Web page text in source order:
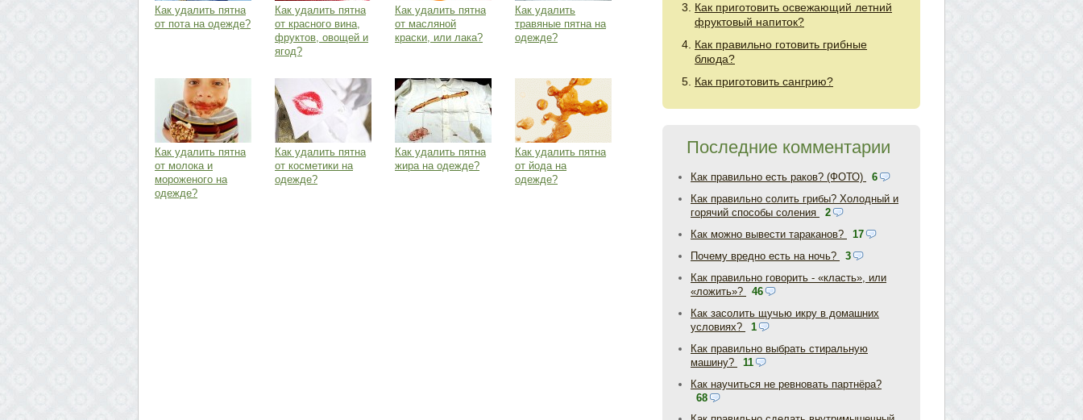
Как удалить пятна
от пота на одежде?
Как удалить пятна
от красного вина,
фруктов, овощей и
ягод?
Как удалить пятна
от масляной
краски, или лака?
Как удалить
травяные пятна на
одежде?
Как удалить пятна
от молока и
мороженого на
одежде?
Как удалить пятна
от косметики на
одежде?
Как удалить пятна
жира на одежде?
Как удалить пятна
от йода на
одежде?
Как приготовить освежающий летний
фруктовый напиток?
Как правильно готовить грибные
блюда?
Как приготовить сангрию?
Последние комментарии
Как правильно есть раков? (ФОТО)
6
Как правильно солить грибы? Холодный и
горячий способы соления
2
Как можно вывести тараканов?
17
Почему вредно есть на ночь?
3
Как правильно говорить - «класть», или
«ложить»?
46
Как засолить щучью икру в домашних
условиях?
1
Как правильно выбрать стиральную
машину?
11
Как научиться не ревновать партнёра?
68